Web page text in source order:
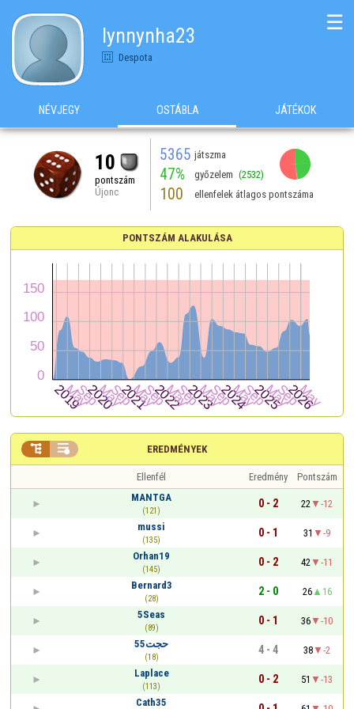
lynnynha23
Despota
☰
NÉVJEGY OSTÁBLA JÁTÉKOK
10
pontszám
Újonc
5365 játszma
47% győzelem (2532)
100 ellenfelek átlagos pontszáma
PONTSZÁM ALAKULÁSA
EREDMÉNYEK
 
Ellenfél Eredmény
Pontszám
MANTGA
(121)
0 - 2 22
-12
mussi
(135)
0 - 1 31
-9
Orhan19
(145)
0 - 2 42
-11
Bernard3
(28)
2 - 0 26
16
5Seas
(89)
0 - 1 36
-10
حجت55
(18)
4 - 4 38
-2
Laplace
(113)
0 - 2 51
-13
Cath35